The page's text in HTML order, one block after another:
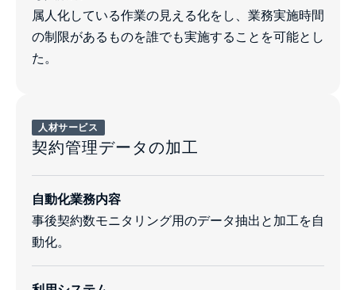
属人化している作業の見える化をし、業務実施時間
の制限があるものを誰でも実施することを可能とし
た。
人材サービス
契約管理データの加工
自動化業務内容
事後契約数モニタリング用のデータ抽出と加工を自
動化。